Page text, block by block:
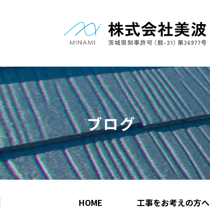
ブログ
HOME 工事をお考えの方へ